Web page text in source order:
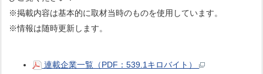
※掲載内容は基本的に取材当時のものを使用しています。
※情報は随時更新します。
連載企業一覧（PDF：539.1キロバイト）